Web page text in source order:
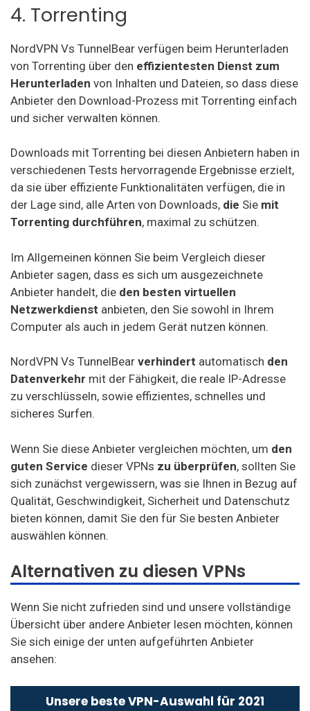
4. Torrenting
NordVPN Vs TunnelBear verfügen beim Herunterladen
von Torrenting über den effizientesten Dienst zum
Herunterladen von Inhalten und Dateien, so dass diese
Anbieter den Download-Prozess mit Torrenting einfach
und sicher verwalten können.
Downloads mit Torrenting bei diesen Anbietern haben in
verschiedenen Tests hervorragende Ergebnisse erzielt,
da sie über effiziente Funktionalitäten verfügen, die in
der Lage sind, alle Arten von Downloads, die Sie mit
Torrenting durchführen, maximal zu schützen.
Im Allgemeinen können Sie beim Vergleich dieser
Anbieter sagen, dass es sich um ausgezeichnete
Anbieter handelt, die den besten virtuellen
Netzwerkdienst anbieten, den Sie sowohl in Ihrem
Computer als auch in jedem Gerät nutzen können.
NordVPN Vs TunnelBear verhindert automatisch den
Datenverkehr mit der Fähigkeit, die reale IP-Adresse
zu verschlüsseln, sowie effizientes, schnelles und
sicheres Surfen.
Wenn Sie diese Anbieter vergleichen möchten, um den
guten Service dieser VPNs zu überprüfen, sollten Sie
sich zunächst vergewissern, was sie Ihnen in Bezug auf
Qualität, Geschwindigkeit, Sicherheit und Datenschutz
bieten können, damit Sie den für Sie besten Anbieter
auswählen können.
Alternativen zu diesen VPNs
Wenn Sie nicht zufrieden sind und unsere vollständige
Übersicht über andere Anbieter lesen möchten, können
Sie sich einige der unten aufgeführten Anbieter
ansehen:
Unsere beste VPN-Auswahl für 2021